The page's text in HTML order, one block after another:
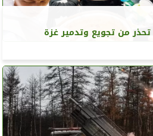
تحذر من تجويع وتدمير غزة